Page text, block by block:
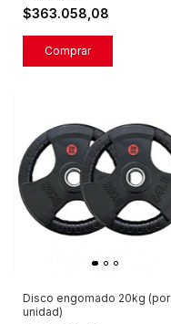
$363.058,08
Disco engomado 20kg (por
unidad)